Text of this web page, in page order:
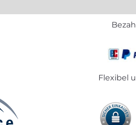
Flexibel